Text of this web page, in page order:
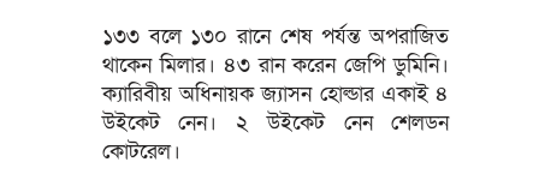
১৩৩ বলে ১৩০ রানে শেষ পর্যন্ত অপরাজিত
থাকেন মিলার। ৪৩ রান করেন জেপি ডুমিনি।
ক্যারিবীয় অধিনায়ক জ্যাসন হোল্ডার একাই ৪
উইকেট নেন। ২ উইকেট নেন শেলডন
কোটরেল।